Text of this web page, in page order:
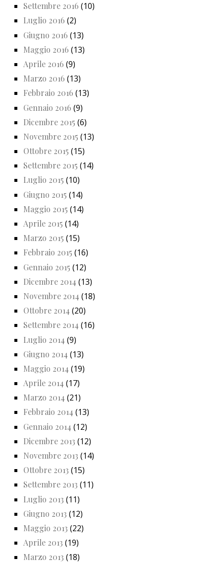
Settembre 2016 (10)
Luglio 2016 (2)
Giugno 2016 (13)
Maggio 2016 (13)
Aprile 2016 (9)
Marzo 2016 (13)
Febbraio 2016 (13)
Gennaio 2016 (9)
Dicembre 2015 (6)
Novembre 2015 (13)
Ottobre 2015 (15)
Settembre 2015 (14)
Luglio 2015 (10)
Giugno 2015 (14)
Maggio 2015 (14)
Aprile 2015 (14)
Marzo 2015 (15)
Febbraio 2015 (16)
Gennaio 2015 (12)
Dicembre 2014 (13)
Novembre 2014 (18)
Ottobre 2014 (20)
Settembre 2014 (16)
Luglio 2014 (9)
Giugno 2014 (13)
Maggio 2014 (19)
Aprile 2014 (17)
Marzo 2014 (21)
Febbraio 2014 (13)
Gennaio 2014 (12)
Dicembre 2013 (12)
Novembre 2013 (14)
Ottobre 2013 (15)
Settembre 2013 (11)
Luglio 2013 (11)
Giugno 2013 (12)
Maggio 2013 (22)
Aprile 2013 (19)
Marzo 2013 (18)